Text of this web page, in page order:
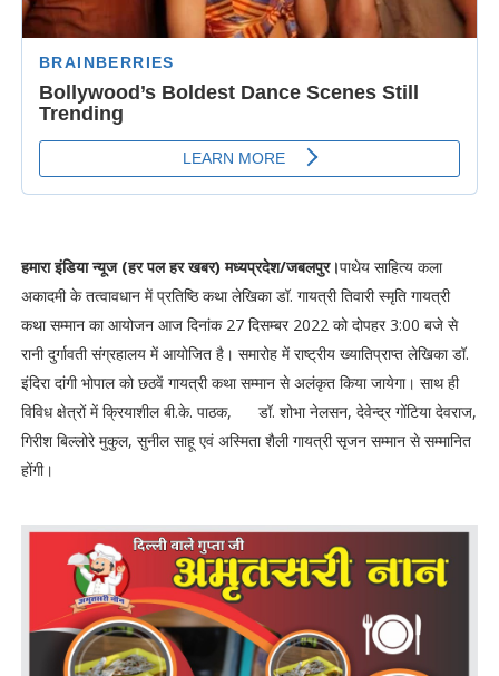
हमारा इंडिया न्यूज (हर पल हर खबर) मध्यप्रदेश/जबलपुर।पाथेय साहित्‍य कला
अकादमी के तत्‍वावधान में प्रतिष्ठि कथा लेखिका डॉ. गायत्री तिवारी स्‍मृति गायत्री
कथा सम्‍मान का आयोजन आज दिनांक 27 दिसम्‍बर 2022 को दोपहर 3:00 बजे से
रानी दुर्गावती संग्रहालय में आयोजित है। समारोह में राष्‍ट्रीय ख्‍यातिप्राप्‍त लेखिका डॉ.
इंदिरा दांगी भोपाल को छठवें गायत्री कथा सम्‍मान से अलंकृत किया जायेगा। साथ ही
विविध क्षेत्रों में क्रियाशील बी.के. पाठक, डॉ. शोभा नेलसन, देवेन्‍द्र गोंटिया देवराज,
गिरीश बिल्‍लोरे मुकुल, सुनील साहू एवं अस्मिता शैली गायत्री सृजन सम्‍मान से सम्‍मानित
होंगी।